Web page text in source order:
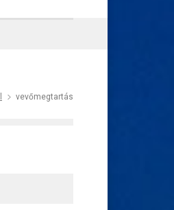
vevőmegtartás